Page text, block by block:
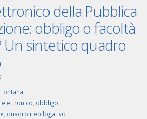
della Pubblica
obbligo o facoltà
Un sintetico quadro
elettronico obbligo
quadro riepilogativo